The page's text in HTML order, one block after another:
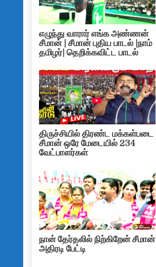
எழுந்து வாரார் எங்க அண்ணன்
சீமான் | சீமான் புதிய பாடல் |நாம்
தமிழர்| தெறிக்கவிட்ட பாடல்
திருச்சியில் திரண்ட மக்கள்படை
சீமான் ஒரே மேடையில் 234
வேட்பாளர்கள்
நான் தேர்தலில் நிற்கிறேன் சீமான்
அதிரடி பேட்டி